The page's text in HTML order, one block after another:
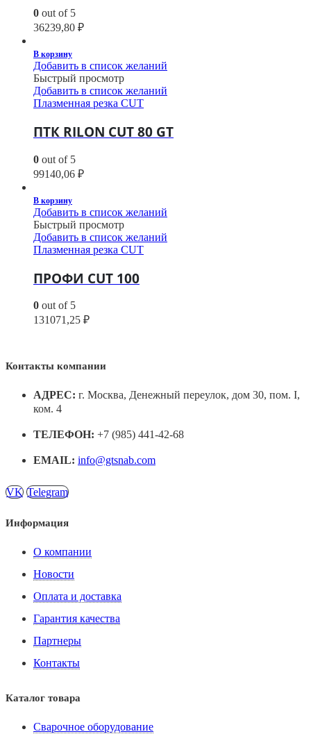
0 out of 5
36239,80 ₽
В корзину
Добавить в список желаний
Быстрый просмотр
Добавить в список желаний
Плазменная резка CUT
ПТК RILON CUT 80 GT
0 out of 5
99140,06 ₽
В корзину
Добавить в список желаний
Быстрый просмотр
Добавить в список желаний
Плазменная резка CUT
ПРОФИ CUT 100
0 out of 5
131071,25 ₽
Контакты компании
АДРЕС: г. Москва, Денежный переулок, дом 30, пом. I,
ком. 4
ТЕЛЕФОН: +7 (985) 441-42-68
EMAIL: info@gtsnab.com
VK Telegram
Информация
О компании
Новости
Оплата и доставка
Гарантия качества
Партнеры
Контакты
Каталог товара
Сварочное оборудование